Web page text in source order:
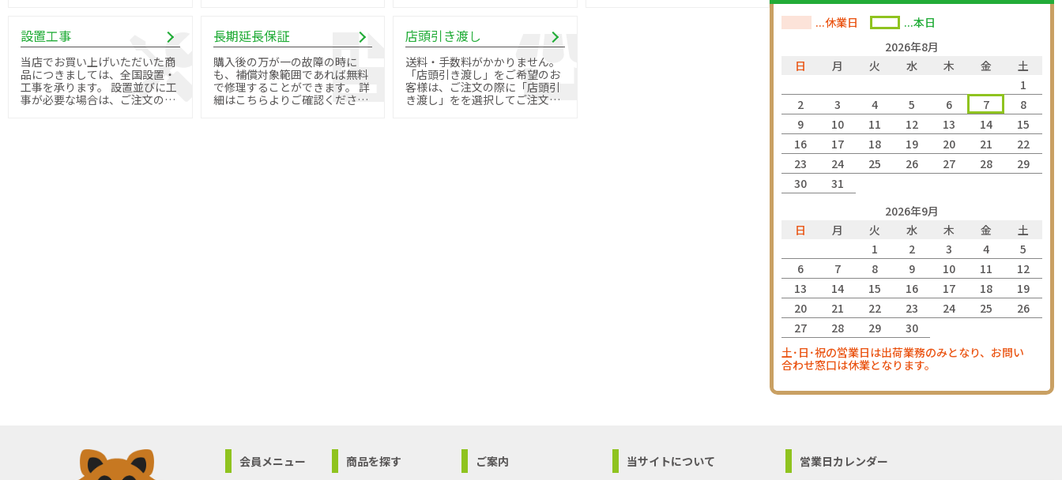
設置工事
当店でお買い上げいただいた商
品につきましては、全国設置・
工事を承ります。 設置並びに工
事が必要な場合は、ご注文の際
長期延長保証
購入後の万が一の故障の時に
も、補償対象範囲であれば無料
で修理することができます。 詳
細はこちらよりご確認くださ
店頭引き渡し
送料・手数料がかかりません。
「店頭引き渡し」をご希望のお
客様は、ご注文の際に「店頭引
き渡し」をを選択してご注文く
...休業日
...本日
2026年8月
日
月 火 水 木 金
土
1
2
3 4 5 6 7
8
9
10 11 12 13 14
15
16
17 18 19 20 21
22
23
24 25 26 27 28
29
30
31
2026年9月
日
月 火 水 木 金
土
1
2 3 4
5
6
7 8 9 10 11
12
13
14 15 16 17 18
19
20
21 22 23 24 25
26
27
28 29
30
土･日･祝の営業日は出荷業務のみとなり、お問い
合わせ窓口は休業となります。
会員メニュー
商品を探す
ご案内
当サイトについて
営業日カレンダー